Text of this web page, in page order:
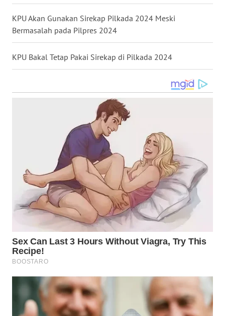
KPU Akan Gunakan Sirekap Pilkada 2024 Meski
Bermasalah pada Pilpres 2024
KPU Bakal Tetap Pakai Sirekap di Pilkada 2024
NUSANTARA
JOGJA
KALBAR
WN
KALTENG
WN
KALTARA
KALSEL
WN